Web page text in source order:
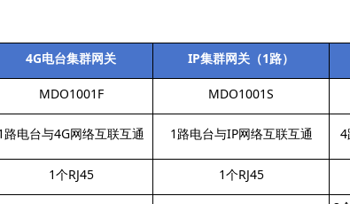
4G电台集群网关 IP集群网关（1路）
MDO1001F MDO1001S
路电台与4G网络互联互通 1路电台与IP网络互联互通 4
1个RJ45 1个RJ45